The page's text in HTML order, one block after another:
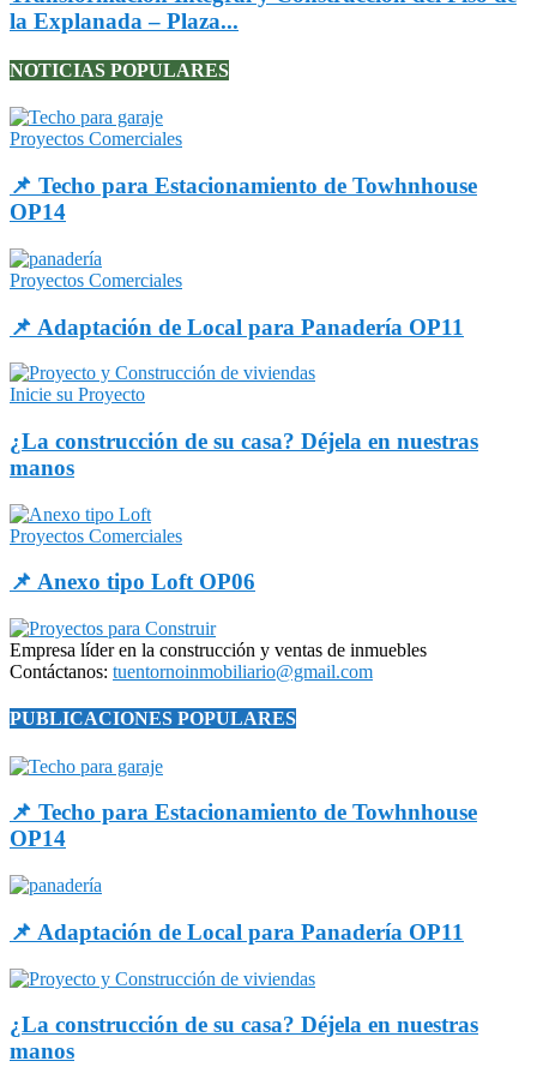
la Explanada – Plaza...
NOTICIAS POPULARES
Proyectos Comerciales
📌 Techo para Estacionamiento de Towhnhouse
OP14
Proyectos Comerciales
📌 Adaptación de Local para Panadería OP11
Inicie su Proyecto
¿La construcción de su casa? Déjela en nuestras
manos
Proyectos Comerciales
📌 Anexo tipo Loft OP06
Empresa líder en la construcción y ventas de inmuebles
Contáctanos: tuentornoinmobiliario@gmail.com
PUBLICACIONES POPULARES
📌 Techo para Estacionamiento de Towhnhouse
OP14
📌 Adaptación de Local para Panadería OP11
¿La construcción de su casa? Déjela en nuestras
manos